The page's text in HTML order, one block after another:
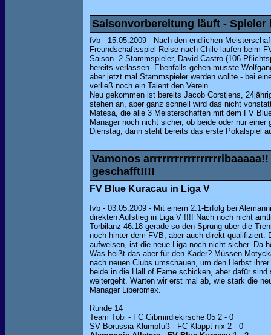
Saisonvorbereitung läuft - Spieler
fvb - 15.05.2009 - Nach den endlichen
Freundschaftsspiel-Reise nach Chile laufen beim
Saison. 2 Stammspieler, David Castro (106
bereits verlassen. Ebenfalls gehen musste
aber jetzt mal Stammspieler werden wollte - bei
verließ noch ein Talent den Verein.
Neu gekommen ist bereits Jacob Corstjens,
stehen an, aber ganz schnell wird das nicht
Matesa, die alle 3 Meisterschaften mit dem FV
Manager noch nicht sicher, ob beide oder nur
Dienstag, dann steht bereits das erste Pokalspiel
Vamonos
geschafft!!!!
FV Blue Kuracau in Liga V
fvb - 03.05.2009 - Mit einem 2:1-Erfolg bei
direkten Aufstieg in Liga V !!!! Nach noch nicht
Torbilanz 46:18 gerade so den Sprung über die
noch hinter dem FVB, aber auch direkt qualifiziert.
aufweisen, ist die neue Liga noch nicht sicher. Da
Was heißt das aber für den Kader? Müssen
nach neuen Clubs umschauen, um den Herbst
beide in die Hall of Fame schicken, aber dafür
weitergeht. Warten wir erst mal ab, wie stark die
Manager Liberomex.
Runde 14
Team Tobi - FC Gibmirdiekirsche 05 2 - 0
SV Borussia Klumpfuß - FC Klappt nix 2 - 0